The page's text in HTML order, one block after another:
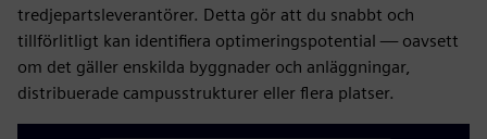
tredjepartsleverantörer. Detta gör att du snabbt och
tillförlitligt kan identifiera optimeringspotential — oavsett
om det gäller enskilda byggnader och anläggningar,
distribuerade campusstrukturer eller flera platser.